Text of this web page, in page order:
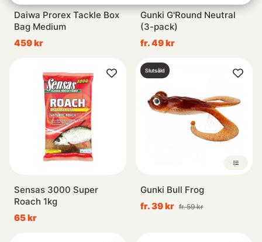
Daiwa Prorex Tackle Box
Bag Medium
459 kr
Gunki G'Round Neutral
(3-pack)
fr. 49 kr
Sensas 3000 Super
Roach 1kg
65 kr
Slutsåld
Gunki Bull Frog
fr. 39 kr fr. 59 kr